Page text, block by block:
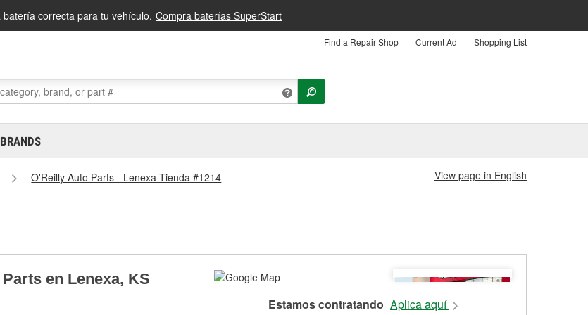
batería correcta para tu vehículo. Compra baterías SuperStart
Find a Repair Shop Current Ad Shopping List
BRANDS
O'Reilly Auto Parts - Lenexa Tienda #1214
View page in English
en Lenexa, KS
Estamos contratando Aplica aquí